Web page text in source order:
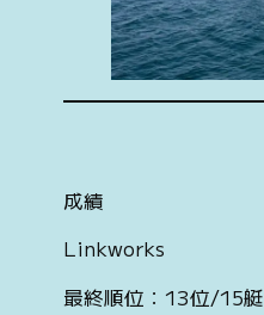
成績
Linkworks
最終順位：13位/15艇